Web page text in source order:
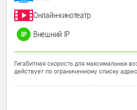
Онлайн-кинотеатр
Внешний IP
Гигабитная скорость для максимальных
действует по ограниченному списку